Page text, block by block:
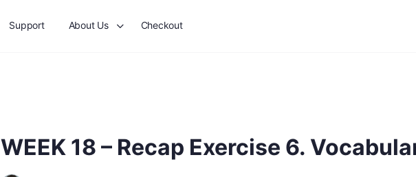
Support About Us Checkout
WEEK 18 – Recap Exercise 6.